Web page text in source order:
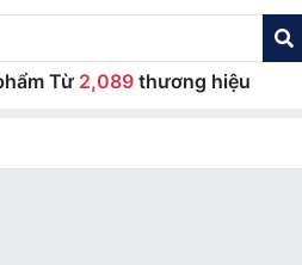
Từ 2,089thương hiệu